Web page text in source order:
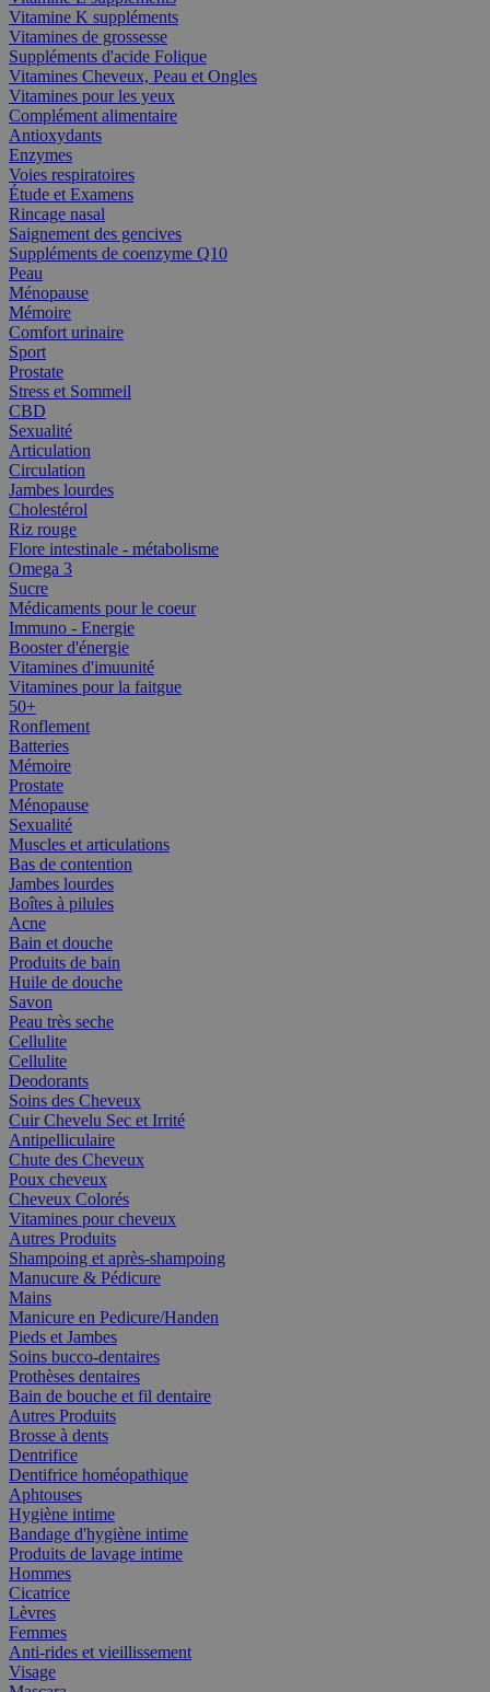
Vitamine K suppléments
Vitamines de grossesse
Suppléments d'acide Folique
Vitamines Cheveux, Peau et Ongles
Vitamines pour les yeux
Complément alimentaire
Antioxydants
Enzymes
Voies respiratoires
Étude et Examens
Rincage nasal
Saignement des gencives
Suppléments de coenzyme Q10
Peau
Ménopause
Mémoire
Comfort urinaire
Sport
Prostate
Stress et Sommeil
CBD
Sexualité
Articulation
Circulation
Jambes lourdes
Cholestérol
Riz rouge
Flore intestinale - métabolisme
Omega 3
Sucre
Médicaments pour le coeur
Immuno - Energie
Booster d'énergie
Vitamines d'imuunité
Vitamines pour la faitgue
50+
Ronflement
Batteries
Mémoire
Prostate
Ménopause
Sexualité
Muscles et articulations
Bas de contention
Jambes lourdes
Boîtes à pilules
Acne
Bain et douche
Produits de bain
Huile de douche
Savon
Peau très seche
Cellulite
Cellulite
Deodorants
Soins des Cheveux
Cuir Chevelu Sec et Irrité
Antipelliculaire
Chute des Cheveux
Poux cheveux
Cheveux Colorés
Vitamines pour cheveux
Autres Produits
Shampoing et après-shampoing
Manucure & Pédicure
Mains
Manicure en Pedicure/Handen
Pieds et Jambes
Soins bucco-dentaires
Prothèses dentaires
Bain de bouche et fil dentaire
Autres Produits
Brosse à dents
Dentrifice
Dentifrice homéopathique
Aphtouses
Hygiène intime
Bandage d'hygiène intime
Produits de lavage intime
Hommes
Cicatrice
Lèvres
Femmes
Anti-rides et vieillissement
Visage